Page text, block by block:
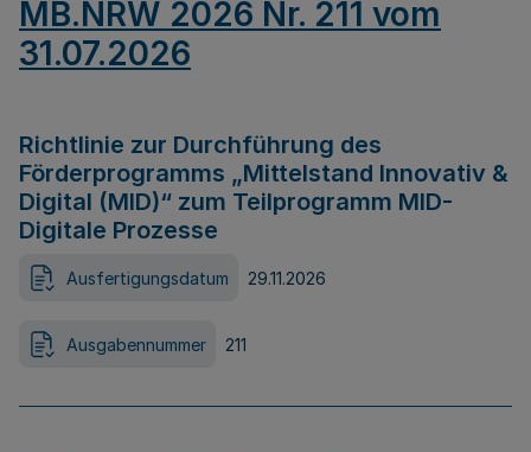
MB.NRW 2026 Nr. 211 vom
31.07.2026
Richtlinie zur Durchführung des
Förderprogramms „Mittelstand Innovativ &
Digital (MID)“ zum Teilprogramm MID-
Digitale Prozesse
Ausfertigungsdatum 29.11.2026
Ausgabennummer 211